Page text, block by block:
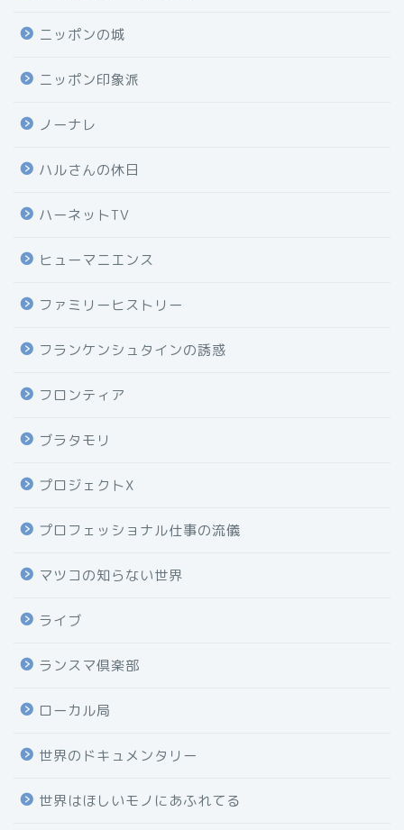
ニッポンの城
ニッポン印象派
ノーナレ
ハルさんの休日
ハーネットTV
ヒューマニエンス
ファミリーヒストリー
フランケンシュタインの誘惑
フロンティア
ブラタモリ
プロジェクトX
プロフェッショナル仕事の流儀
マツコの知らない世界
ライブ
ランスマ倶楽部
ローカル局
世界のドキュメンタリー
世界はほしいモノにあふれてる